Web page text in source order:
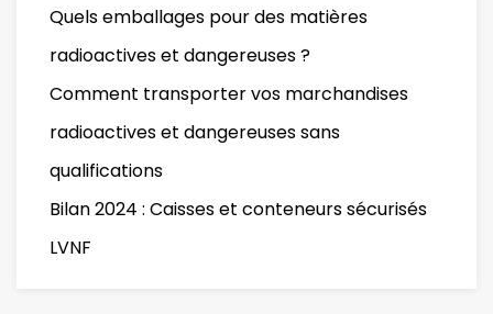
Quels emballages pour des matières
radioactives et dangereuses ?
Comment transporter vos marchandises
radioactives et dangereuses sans
qualifications
Bilan 2024 : Caisses et conteneurs sécurisés
LVNF